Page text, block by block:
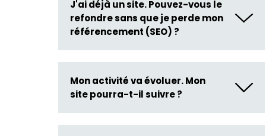
J'ai déjà un site. Pouvez-vous le
refondre sans que je perde mon
référencement (SEO) ?
Mon activité va évoluer. Mon
site pourra-t-il suivre ?